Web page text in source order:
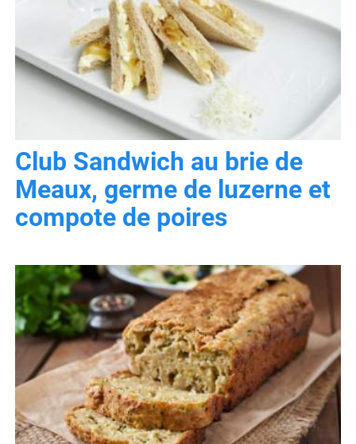
Club Sandwich au brie de
Meaux, germe de luzerne et
compote de poires